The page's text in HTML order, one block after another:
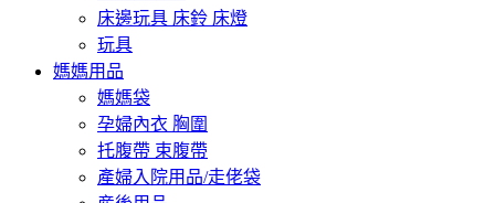
床邊玩具 床鈴 床燈
玩具
媽媽用品
媽媽袋
孕婦內衣 胸圍
托腹帶 束腹帶
產婦入院用品/走佬袋